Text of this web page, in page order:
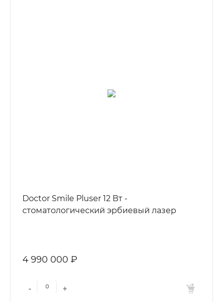
Doctor Smile Pluser 12 Вт -
cтоматологический эрбиевый лазер
4 990 000 ₽
- +